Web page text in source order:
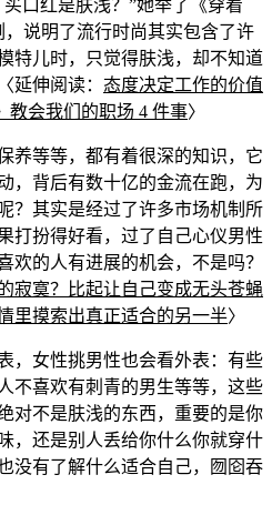
买口红是肤浅？”她举了《穿着
，说明了流行时尚其实包含了许
特儿时，只觉得肤浅，却不知道
延伸阅读： 态度决定工作的价值
教会我们的职场 4 件事〉
养等等，都有着很深的知识，它
，背后有数十亿的金流在跑，为
？其实是经过了许多市场机制所
打扮得好看，过了自己心仪男性
欢的人有进展的机会，不是吗？
寂寞？比起让自己变成无头苍蝇
里摸索出真正适合的另一半〉
，女性挑男性也会看外表：有些
不喜欢有刺青的男生等等，这些
对不是肤浅的东西，重要的是你
，还是别人丢给你什么你就穿什
没有了解什么适合自己，囫囵吞